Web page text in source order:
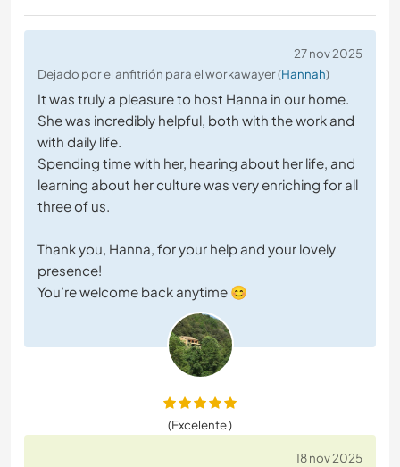
27 nov 2025
Dejado por el anfitrión para el workawayer (Hannah)
It was truly a pleasure to host Hanna in our home.
She was incredibly helpful, both with the work and
with daily life.
Spending time with her, hearing about her life, and
learning about her culture was very enriching for all
three of us.
Thank you, Hanna, for your help and your lovely
presence!
You’re welcome back anytime 😊
(Excelente )
18 nov 2025